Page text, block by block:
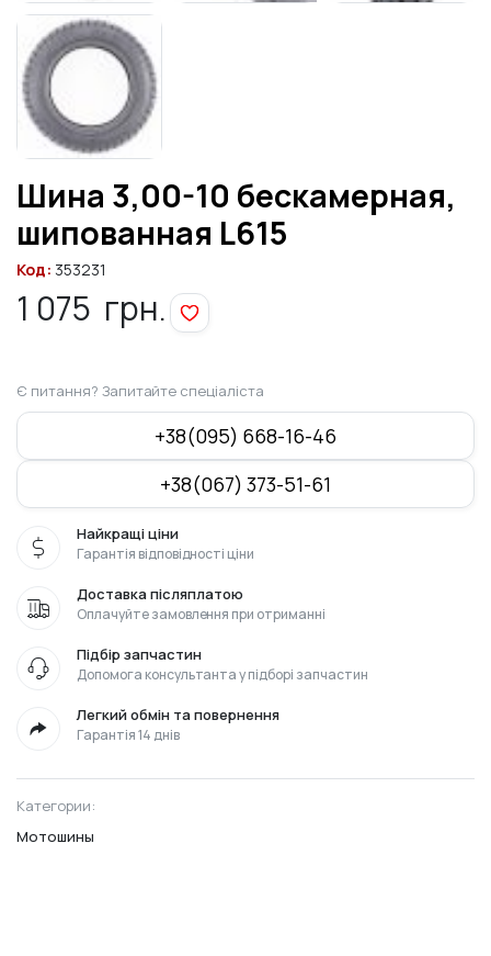
Шина 3,00-10 бескамерная,
шипованная L615
Код: 353231
1 075 грн.
Є питання? Запитайте спеціаліста
+38(095) 668-16-46
+38(067) 373-51-61
Найкращі ціни
Гарантія відповідності ціни
Доставка післяплатою
Оплачуйте замовлення при отриманні
Підбір запчастин
Допомога консультанта у підборі запчастин
Легкий обмін та повернення
Гарантія 14 днів
Категории:
Мотошины